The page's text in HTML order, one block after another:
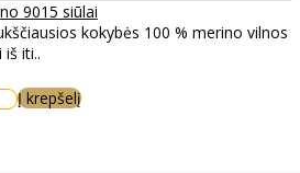
9015 siūlai
kokybės 100 % merino vilnos
iti..
Į krepšelį